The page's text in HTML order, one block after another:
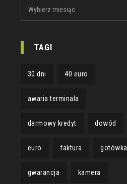
TAGI
30 dni 40 euro
awaria terminala
darmowy kredyt dowód
euro faktura gotówka
gwarancja kamera